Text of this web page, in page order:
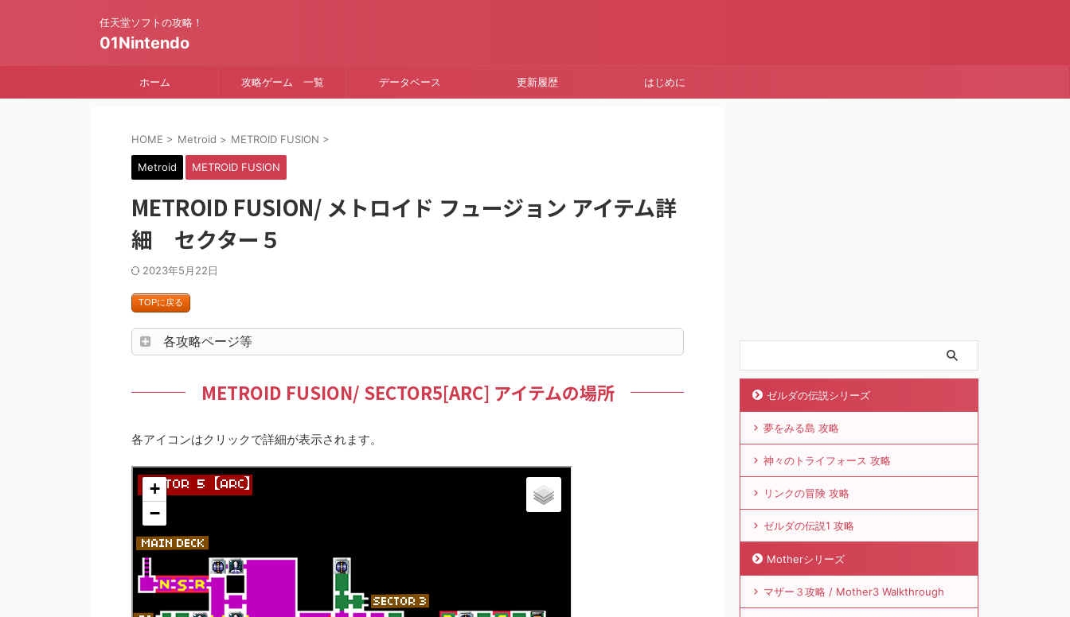
任天堂ソフトの攻略！
01Nintendo
ホーム 攻略ゲーム 一覧 データベース 更新履歴 はじめに
HOME > Metroid > METROID FUSION >
Metroid METROID FUSION
METROID FUSION/ メトロイド フュージョン アイテム詳
細 セクター５
2023年5月22日
TOPに戻る
各攻略ページ等
METROID FUSION/ SECTOR5[ARC] アイテムの場所
各アイコンはクリックで詳細が表示されます。
ゼルダの伝説シリーズ
夢をみる島 攻略
神々のトライフォース 攻略
リンクの冒険 攻略
ゼルダの伝説1 攻略
Motherシリーズ
マザー３攻略 / Mother3 Walkthrough